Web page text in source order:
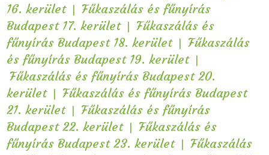
16. kerület | Fűkaszálás és fűnyírás
Budapest 17. kerület | Fűkaszálás és
fűnyírás Budapest 18. kerület | Fűkaszálás
és fűnyírás Budapest 19. kerület |
Fűkaszálás és fűnyírás Budapest 20.
kerület | Fűkaszálás és fűnyírás Budapest
21. kerület | Fűkaszálás és fűnyírás
Budapest 22. kerület | Fűkaszálás és
fűnyírás Budapest 23. kerület | Fűkaszálás